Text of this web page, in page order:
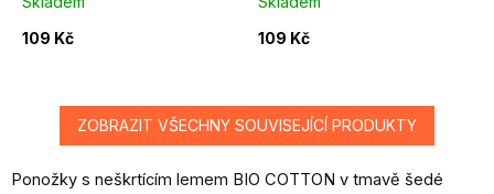
109 Kč
109 Kč
ZOBRAZIT VŠECHNY SOUVISEJÍCÍ PRODUKTY
Ponožky s neškrtícím lemem BIO COTTON v tmavě šedé